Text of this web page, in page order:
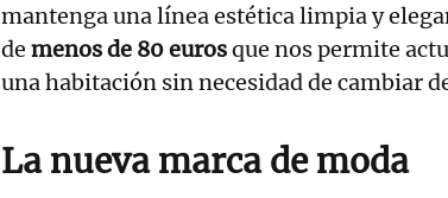
mantenga una línea estética limpia y
de menos de 80 eurosque nos permite
una habitación sin necesidad de cambiar
La nueva marca de moda